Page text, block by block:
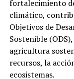
fortalecimiento
climático,
Objetivos de
Sostenible
agricultura
recursos, la
ecosistemas.